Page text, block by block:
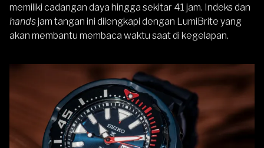
memiliki cadangan daya hingga sekitar 41 jam. Indeks dan
handsjam tangan ini dilengkapi dengan LumiBrite yang
akan membantu membaca waktu saat di kegelapan.